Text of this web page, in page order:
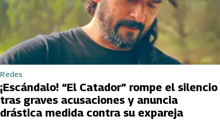
Redes
¡Escándalo! “El Catador” rompe el silencio
tras graves acusaciones y anuncia
drástica medida contra su expareja